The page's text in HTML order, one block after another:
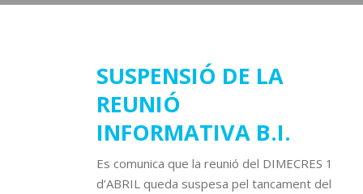
SUSPENSIÓ DE LA
REUNIÓ
INFORMATIVA B.I.
Es comunica que la reunió del DIMECRES 1
d’ABRIL queda suspesa pel tancament del